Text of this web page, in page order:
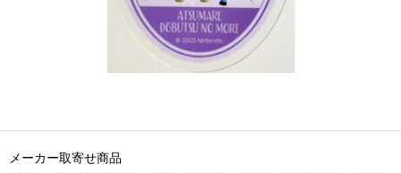
メーカー取寄せ商品